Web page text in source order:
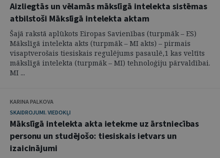
Aizliegtās un vēlamās mākslīgā intelekta sistēmas
atbilstoši Mākslīgā intelekta aktam
Šajā rakstā aplūkots Eiropas Savienības (turpmāk – ES)
Mākslīgā intelekta akts (turpmāk – MI akts) – pirmais
visaptverošais tiesiskais regulējums pasaulē,1 kas veltīts
mākslīgā intelekta (turpmāk – MI) tehnoloģiju pārvaldībai.
MI ...
KARINA PALKOVA
SKAIDROJUMI. VIEDOKĻI
Mākslīgā intelekta akta ietekme uz ārstniecības
personu un studējošo: tiesiskais ietvars un
izaicinājumi